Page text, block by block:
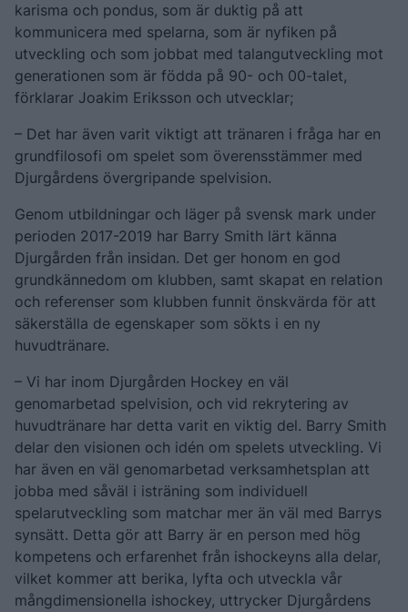
karisma och pondus, som är duktig på att
kommunicera med spelarna, som är nyfiken på
utveckling och som jobbat med talangutveckling mot
generationen som är födda på 90- och 00-talet,
förklarar Joakim Eriksson och utvecklar;
– Det har även varit viktigt att tränaren i fråga har en
grundfilosofi om spelet som överensstämmer med
Djurgårdens övergripande spelvision.
Genom utbildningar och läger på svensk mark under
perioden 2017-2019 har Barry Smith lärt känna
Djurgården från insidan. Det ger honom en god
grundkännedom om klubben, samt skapat en relation
och referenser som klubben funnit önskvärda för att
säkerställa de egenskaper som sökts i en ny
huvudtränare.
– Vi har inom Djurgården Hockey en väl
genomarbetad spelvision, och vid rekrytering av
huvudtränare har detta varit en viktig del. Barry Smith
delar den visionen och idén om spelets utveckling. Vi
har även en väl genomarbetad verksamhetsplan att
jobba med såväl i isträning som individuell
spelarutveckling som matchar mer än väl med Barrys
synsätt. Detta gör att Barry är en person med hög
kompetens och erfarenhet från ishockeyns alla delar,
vilket kommer att berika, lyfta och utveckla vår
mångdimensionella ishockey, uttrycker Djurgårdens